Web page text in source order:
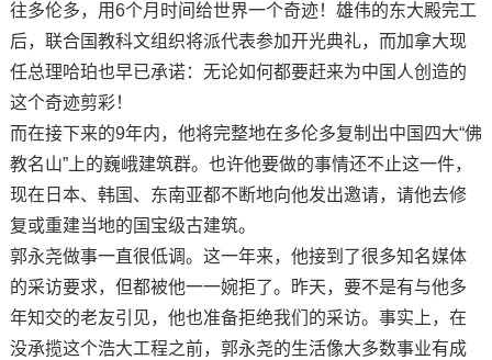
往多伦多，用6个月时间给世界一个奇迹！雄伟的东大殿完工
后，联合国教科文组织将派代表参加开光典礼，而加拿大现
任总理哈珀也早已承诺：无论如何都要赶来为中国人创造的
这个奇迹剪彩！
而在接下来的9年内，他将完整地在多伦多复制出中国四大“佛
教名山”上的巍峨建筑群。也许他要做的事情还不止这一件，
现在日本、韩国、东南亚都不断地向他发出邀请，请他去修
复或重建当地的国宝级古建筑。
郭永尧做事一直很低调。这一年来，他接到了很多知名媒体
的采访要求，但都被他一一婉拒了。昨天，要不是有与他多
年知交的老友引见，他也准备拒绝我们的采访。事实上，在
没承揽这个浩大工程之前，郭永尧的生活像大多数事业有成